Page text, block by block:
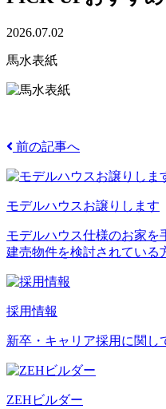
2026.07.02
馬水表紙
前の記事へ
モデルハウスお譲りします
モデルハウス仕様のお家を
建売物件を検討されている
採用情報
新卒・キャリア採用に関し
ZEHビルダー